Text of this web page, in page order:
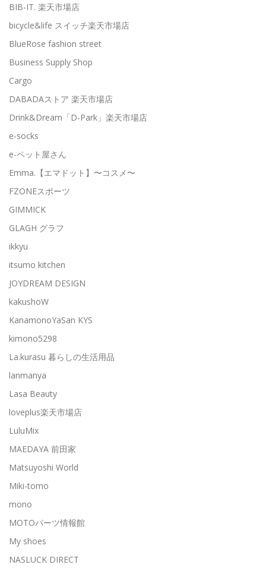
BIB-IT. 楽天市場店
bicycle&life スイッチ楽天市場店
BlueRose fashion street
Business Supply Shop
Cargo
DABADAストア 楽天市場店
Drink&Dream「D-Park」楽天市場店
e-socks
e-ペット屋さん
Emma.【エマドット】〜コスメ〜
FZONEスポーツ
GIMMICK
GLAGH グラフ
ikkyu
itsumo kitchen
JOYDREAM DESIGN
kakushoW
KanamonoYaSan KYS
kimono5298
La.kurasu 暮らしの生活用品
lanmanya
Lasa Beauty
loveplus楽天市場店
LuluMix
MAEDAYA 前田家
Matsuyoshi World
Miki-tomo
mono
MOTOパーツ情報館
My shoes
NASLUCK DIRECT